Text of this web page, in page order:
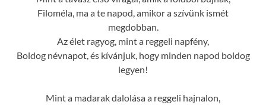
Filoméla, ma a te napod, amikor a szívünk ismét
megdobban.
Az élet ragyog, mint a reggeli napfény,
Boldog névnapot, és kívánjuk, hogy minden napod boldog
legyen!
Mint a madarak dalolása a reggeli hajnalon,